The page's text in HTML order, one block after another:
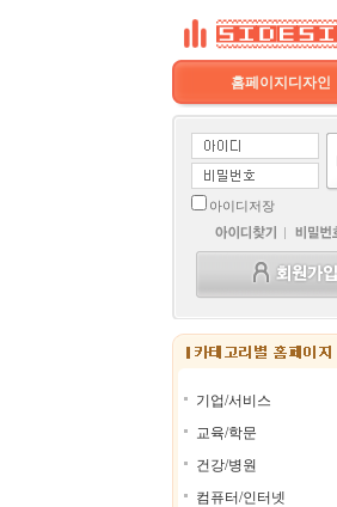
홈페이지디자인
아이디저장
기업/서비스
교육/학문
건강/병원
컴퓨터/인터넷